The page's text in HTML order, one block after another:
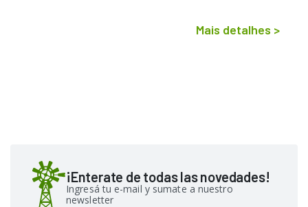
Mais detalhes >
¡Enterate de todas las novedades!
Ingresá tu e-mail y sumate a nuestro
newsletter